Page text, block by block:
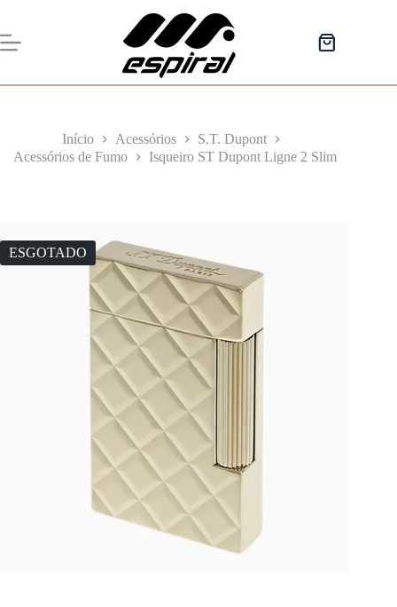
o
conteúdo
Carrinho
Início Acessórios
S.T. Dupont
Acessórios de Fumo
Isqueiro ST Dupont Ligne 2 Slim
ESGOTADO